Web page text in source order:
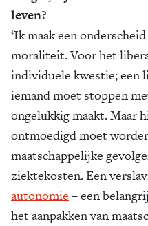
leven?
‘Ik maak een
moraliteit. Voor het
individuele kwestie; een
iemand moet stoppen
ongelukkig maakt. Maar
ontmoedigd moet
maatschappelijke
ziektekosten. Een
autonomie – een
het aanpakken van